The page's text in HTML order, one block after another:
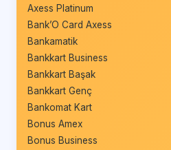
Axess Platinum
Bank’O Card Axess
Bankamatik
Bankkart Business
Bankkart Başak
Bankkart Genç
Bankomat Kart
Bonus Amex
Bonus Business